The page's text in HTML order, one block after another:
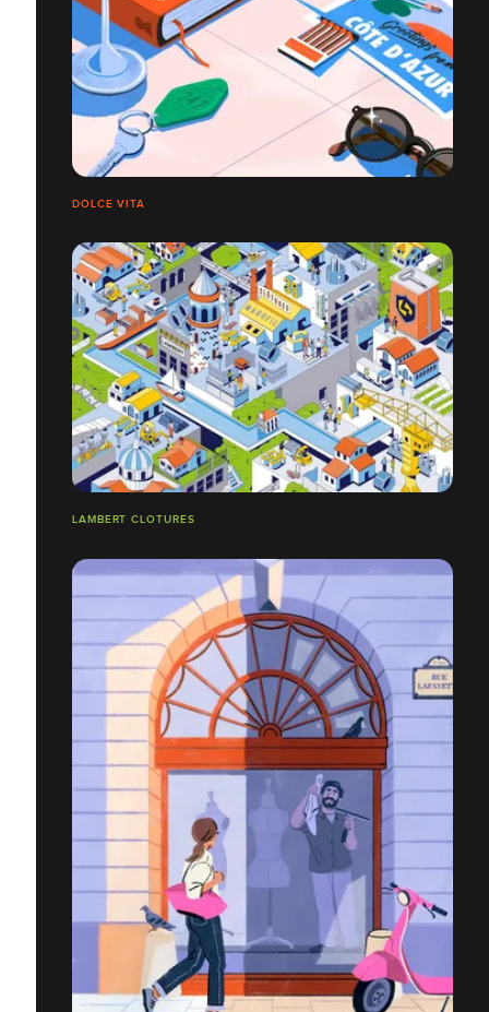
DOLCE VITA
LAMBERT CLOTURES